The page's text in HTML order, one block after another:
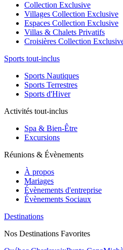
Collection Exclusive
Villages Collection Exclusive
Espaces Collection Exclusive
Villas & Chalets Privatifs
Croisières Collection
Sports tout-inclus
Sports Nautiques
Sports Terrestres
Sports d'Hiver
Activités tout-inclus
Spa & Bien-Être
Excursions
Réunions & Évènements
À propos
Mariages
Évènements d'entreprise
Évènements Sociaux
Destinations
Nos Destinations Favorites